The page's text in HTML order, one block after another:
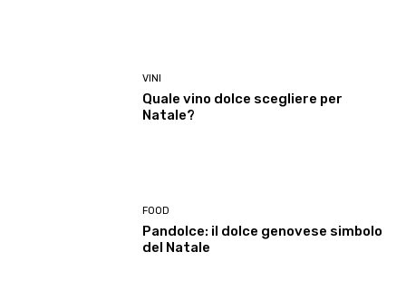
VINI
Quale vino dolce scegliere per
Natale?
FOOD
Pandolce: il dolce genovese simbolo
del Natale